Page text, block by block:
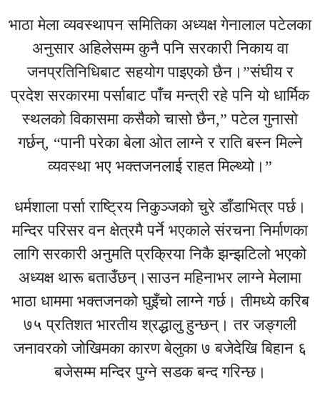
भाठा मेला व्यवस्थापन समितिका अध्यक्ष गेनालाल पटेलका
अनुसार अहिलेसम्म कुनै पनि सरकारी निकाय वा
जनप्रतिनिधिबाट सहयोग पाइएको छैन।”संघीय र
प्रदेश सरकारमा पर्साबाट पाँच मन्त्री रहे पनि यो धार्मिक
स्थलको विकासमा कसैको चासो छैन,” पटेल गुनासो
गर्छन्, “पानी परेका बेला ओत लाग्ने र राति बस्न मिल्ने
व्यवस्था भए भक्तजनलाई राहत मिल्थ्यो।”
धर्मशाला पर्सा राष्ट्रिय निकुञ्जको चुरे डाँडाभित्र पर्छ।
मन्दिर परिसर वन क्षेत्रमै पर्ने भएकाले संरचना निर्माणका
लागि सरकारी अनुमति प्रक्रिया निकै झन्झटिलो भएको
अध्यक्ष थारू बताउँछन्।साउन महिनाभर लाग्ने मेलामा
भाठा धाममा भक्तजनको घुइँचो लाग्ने गर्छ। तीमध्ये करिब
७५ प्रतिशत भारतीय श्रद्धालु हुन्छन्। तर जङ्गली
जनावरको जोखिमका कारण बेलुका ७ बजेदेखि बिहान ६
बजेसम्म मन्दिर पुग्ने सडक बन्द गरिन्छ।